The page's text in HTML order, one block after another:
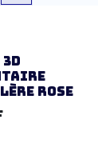
ROSE